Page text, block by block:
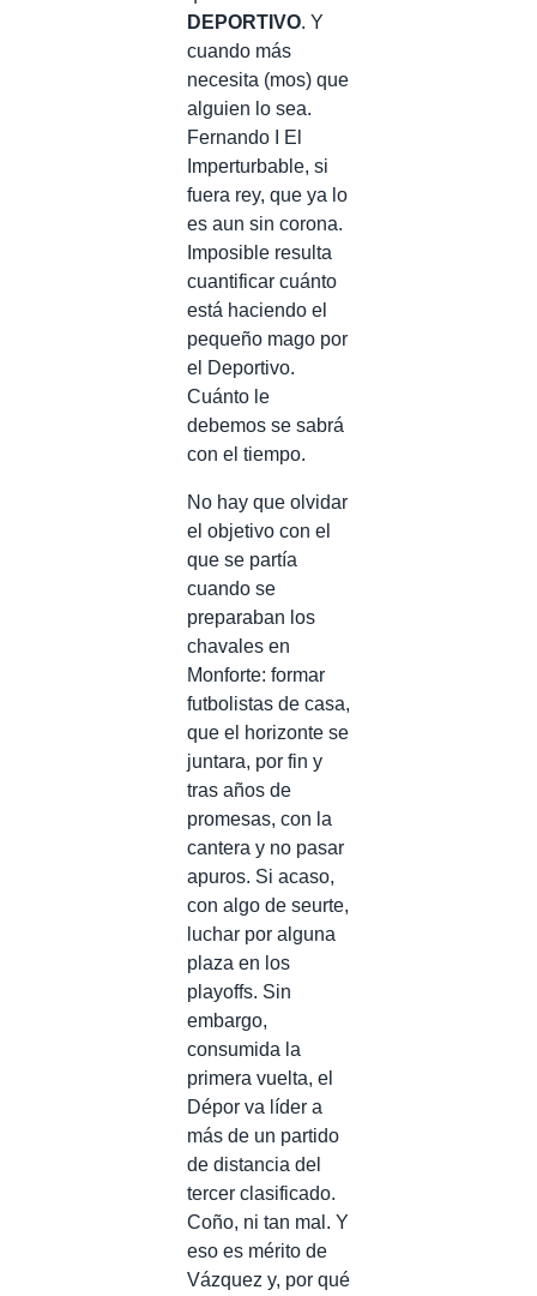
DEPORTIVO. Y
cuando más
necesita (mos) que
alguien lo sea.
Fernando I El
Imperturbable, si
fuera rey, que ya lo
es aun sin corona.
Imposible resulta
cuantificar cuánto
está haciendo el
pequeño mago por
el Deportivo.
Cuánto le
debemos se sabrá
con el tiempo.
No hay que olvidar
el objetivo con el
que se partía
cuando se
preparaban los
chavales en
Monforte: formar
futbolistas de casa,
que el horizonte se
juntara, por fin y
tras años de
promesas, con la
cantera y no pasar
apuros. Si acaso,
con algo de seurte,
luchar por alguna
plaza en los
playoffs. Sin
embargo,
consumida la
primera vuelta, el
Dépor va líder a
más de un partido
de distancia del
tercer clasificado.
Coño, ni tan mal. Y
eso es mérito de
Vázquez y, por qué